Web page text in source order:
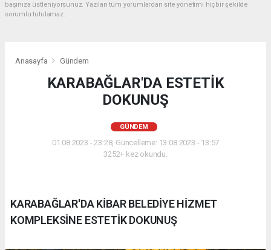
başınıza üstleniyorsunuz. Yazılan tüm yorumlardan site yönetimi hiçbir şekilde
sorumlu tutulamaz.
Anasayfa Gündem
KARABAĞLAR'DA ESTETİK
DOKUNUŞ
GÜNDEM
01.08.2023 - 23:28, Güncelleme: 13.08.2023 - 13:57
3252+ kez okundu.
KARABAĞLAR'DA KİBAR BELEDİYE HİZMET
KOMPLEKSİNE ESTETİK DOKUNUŞ